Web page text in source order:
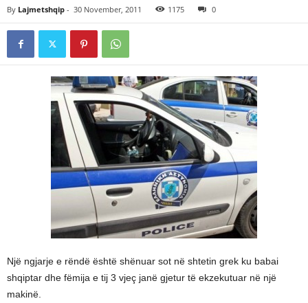
By Lajmetshqip - 30 November, 2011 1175 0
Një ngjarje e rëndë është shënuar sot në shtetin grek ku babai
shqiptar dhe fëmija e tij 3 vjeç janë gjetur të ekzekutuar në një
makinë.